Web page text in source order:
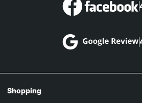
Shopping